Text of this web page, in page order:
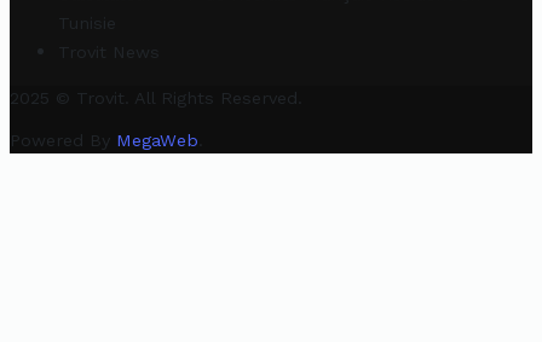
Tunisie
Trovit News
2025 © Trovit. All Rights Reserved.
Powered By MegaWeb